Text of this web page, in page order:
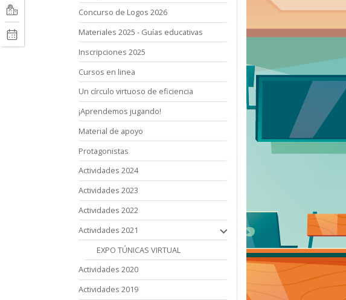
Concurso de Logos 2026
Materiales 2025 - Guías educativas
Inscripciones 2025
Cursos en linea
Un círculo virtuoso de eficiencia
¡Aprendemos jugando!
Material de apoyo
Protagonistas
Actividades 2024
Actividades 2023
Actividades 2022
Actividades 2021
EXPO TÚNICAS VIRTUAL
Actividades 2020
Actividades 2019